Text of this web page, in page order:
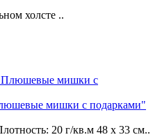
холсте ..
мишки с подарками"
20 г/кв.м 48 х 33 см..